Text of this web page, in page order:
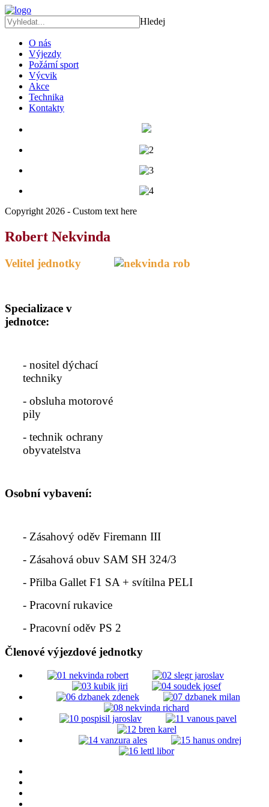
Hledej
O nás
Výjezdy
Požární sport
Výcvik
Akce
Technika
Kontakty
Copyright 2026 - Custom text here
Robert Nekvinda
Velitel jednotky
Specializace v
jednotce:
- nositel dýchací
techniky
- obsluha motorové
pily
- technik ochrany
obyvatelstva
Osobní vybavení:
- Zásahový oděv Firemann III
- Zásahová obuv SAM SH 324/3
- Přilba Gallet F1 SA + svítilna PELI
- Pracovní rukavice
- Pracovní oděv PS 2
Členové výjezdové jednotky